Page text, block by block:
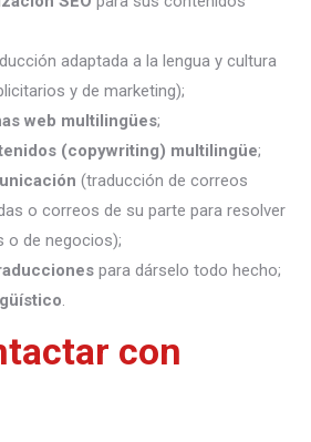
adaptada a la lengua y cultura
y de marketing);
web multilingües;
(copywriting) multilingüe;
(traducción de correos
o correos de su parte para resolver
o de negocios);
para dárselo todo hecho;
.
con